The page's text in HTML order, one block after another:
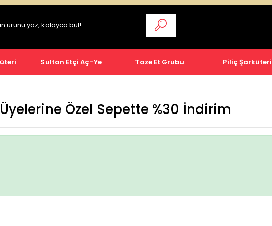
Sultan Etçi Aç-Ye Taze Et Grubu Piliç Şarküteri
Özel Sepette %30 İndirim